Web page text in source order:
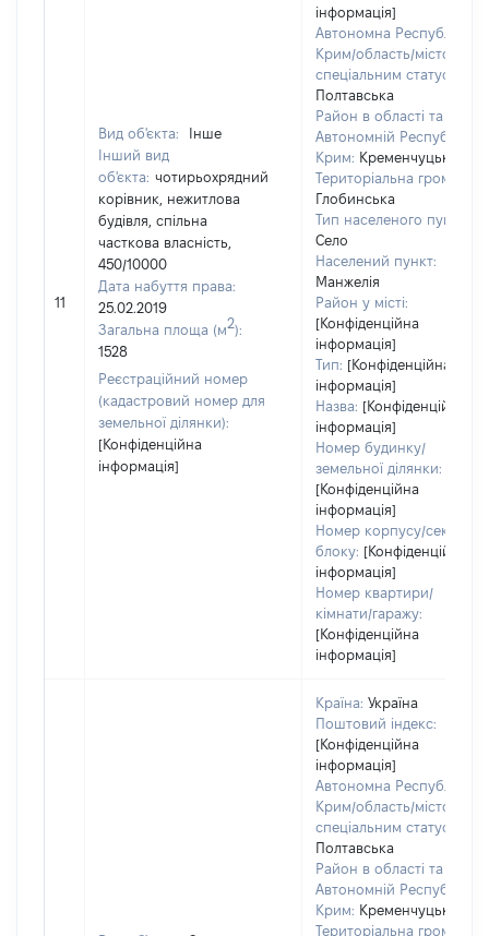
11
Вид об'єкта:
Інше
Інший вид
об'єкта: чотирьохрядний
корівник, нежитлова
будівля, спільна
часткова власність,
450/10000
Дата набуття права:
25.02.2019
Загальна площа (м2):
1528
Реєстраційний номер
(кадастровий номер для
земельної ділянки):
[Конфіденційна
інформація]
інформація]
Автономна Республіка
Крим/область/місто зі
спеціальним статусом:
Полтавська
Район в області та
Автономній Республіці
Крим: Кременчуцький
Територіальна громада:
Глобинська
Тип населеного пункту:
Село
Населений пункт:
Манжелія
Район у місті:
[Конфіденційна
інформація]
Тип: [Конфіденційна
інформація]
Назва: [Конфіденційна
інформація]
Номер будинку/
земельної ділянки:
[Конфіденційна
інформація]
Номер корпусу/секції/
блоку: [Конфіденційна
інформація]
Номер квартири/
кімнати/гаражу:
[Конфіденційна
інформація]
Країна: Україна
Поштовий індекс:
[Конфіденційна
інформація]
Автономна Республіка
Крим/область/місто зі
спеціальним статусом:
Полтавська
Район в області та
Автономній Республіці
Крим: Кременчуцький
Територіальна громада: